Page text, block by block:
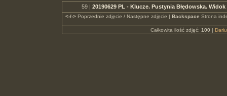
59 | 20190629 PL - Klucze. Pustynia Błędowska.
<-/->Poprzednie zdjęcie / Następne zdjęcie | Backspace Strona
Całkowita ilość zdjęć: 100 |